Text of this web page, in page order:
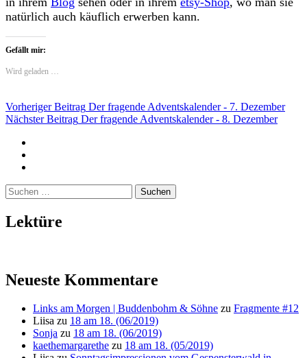
natürlich auch käuflich erwerben kann.
Gefällt mir:
Wird geladen …
Beitragsnavigation
Vorheriger Beitrag Der fragende Adventskalender - 7. Dezember
Nächster Beitrag Der fragende Adventskalender - 8. Dezember
Suchen
nach:
Lektüre
Neueste Kommentare
Links am Morgen | Buddenbohm & Söhne zu Fragmente #12
Liisa zu 18 am 18. (06/2019)
Sonja zu 18 am 18. (06/2019)
kaethemargarethe zu 18 am 18. (05/2019)